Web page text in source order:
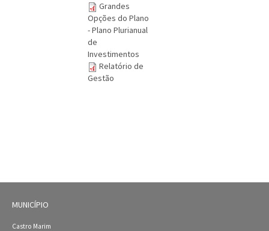
Grandes
Opções do Plano
- Plano Plurianual
de
Investimentos
Relatório de
Gestão
MUNICÍPIO
Castro Marim